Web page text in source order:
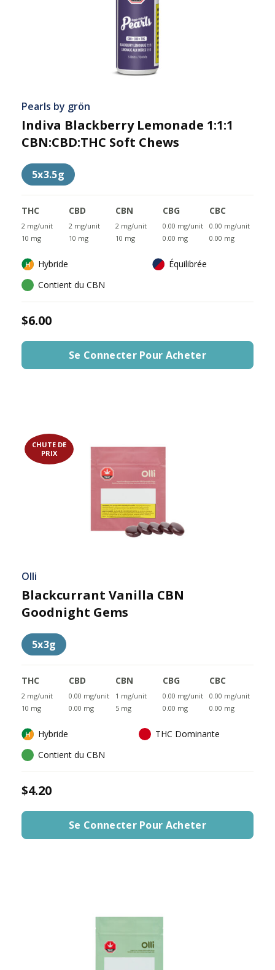
Pearls by grön
Indiva Blackberry Lemonade 1:1:1
CBN:CBD:THC Soft Chews
5x3.5g
THC
2 mg/unit
10 mg
CBD
2 mg/unit
10 mg
CBN
2 mg/unit
10 mg
CBG
0.00 mg/unit
0.00 mg
CBC
0.00 mg/unit
0.00 mg
Hybride
Équilibrée
Contient du CBN
$6.00
Se Connecter Pour Acheter
CHUTE DE
PRIX
Olli
Blackcurrant Vanilla CBN
Goodnight Gems
5x3g
THC
2 mg/unit
10 mg
CBD
0.00 mg/unit
0.00 mg
CBN
1 mg/unit
5 mg
CBG
0.00 mg/unit
0.00 mg
CBC
0.00 mg/unit
0.00 mg
Hybride
THC Dominante
Contient du CBN
$4.20
Se Connecter Pour Acheter